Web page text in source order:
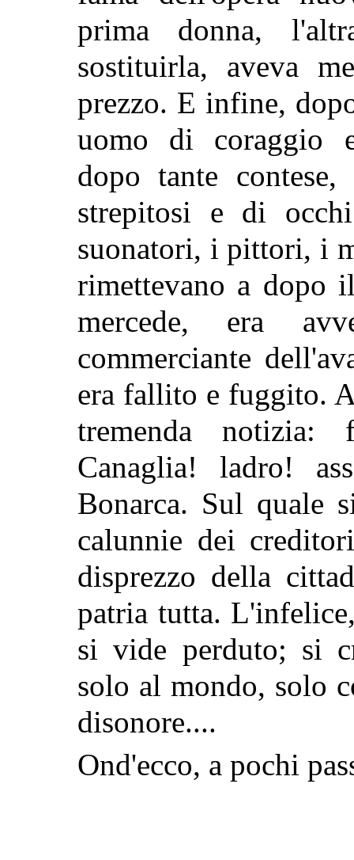
prima donna,
sostituirla, aveva
prezzo. E infine,
uomo di coraggio
dopo tante
strepitosi e di
suonatori, i pittori, i
rimettevano a dopo
mercede, era
commerciante
era fallito e fuggito.
tremenda
Canaglia! ladro!
Bonarca. Sul quale
calunnie dei
disprezzo della
patria tutta.
si vide perduto; si
solo al mondo, solo
disonore....
Ond'ecco, a pochi